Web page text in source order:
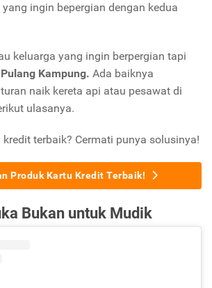
ingin bepergian dengan kedua
keluarga yang ingin berpergian tapi
Kampung. Ada baiknya
turan naik kereta api atau pesawat di
ulasanya.
terbaik? Cermati punya solusinya!
Produk Kartu Kredit Terbaik!
Bukan untuk Mudik